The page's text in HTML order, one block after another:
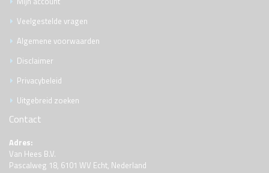
Veelgestelde vragen
Algemene voorwaarden
Disclaimer
Privacybeleid
Uitgebreid zoeken
Contact
Adres:
Van Hees B.V.
Pascalweg 18, 6101 WV Echt, Nederland